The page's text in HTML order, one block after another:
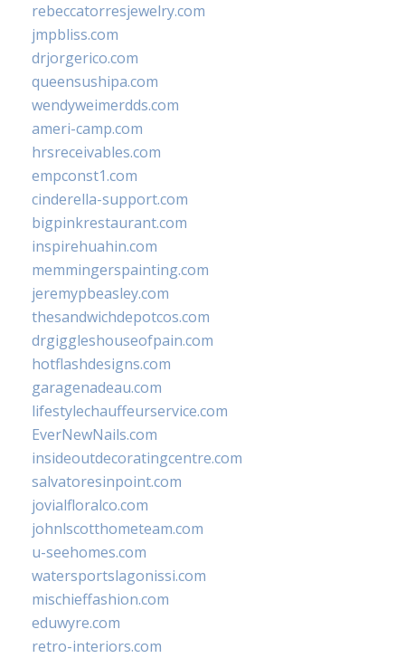
rebeccatorresjewelry.com
jmpbliss.com
drjorgerico.com
queensushipa.com
wendyweimerdds.com
ameri-camp.com
hrsreceivables.com
empconst1.com
cinderella-support.com
bigpinkrestaurant.com
inspirehuahin.com
memmingerspainting.com
jeremypbeasley.com
thesandwichdepotcos.com
drgiggleshouseofpain.com
hotflashdesigns.com
garagenadeau.com
lifestylechauffeurservice.com
EverNewNails.com
insideoutdecoratingcentre.com
salvatoresinpoint.com
jovialfloralco.com
johnlscotthometeam.com
u-seehomes.com
watersportslagonissi.com
mischieffashion.com
eduwyre.com
retro-interiors.com